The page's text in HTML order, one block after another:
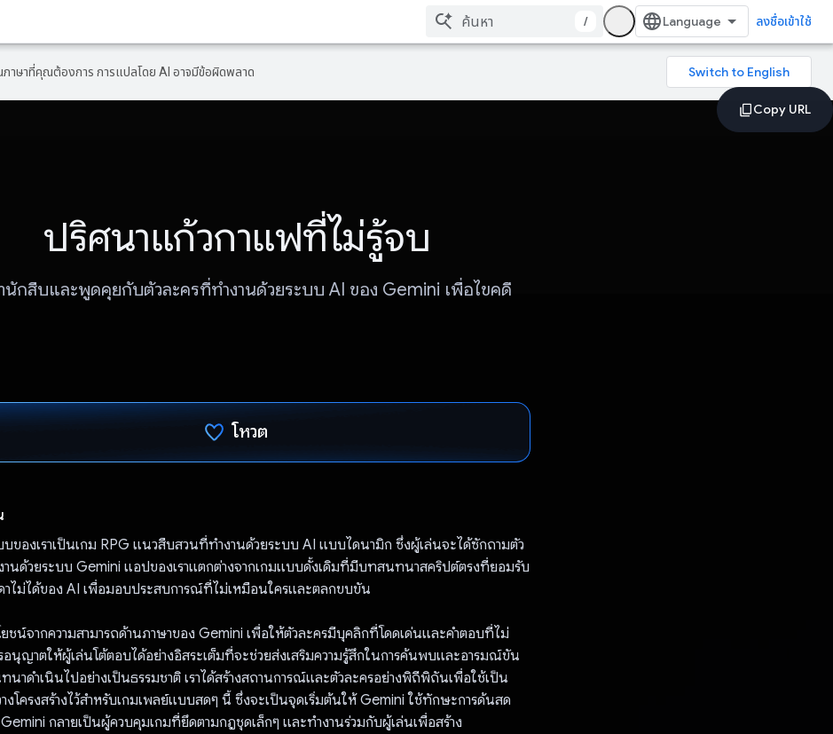
/ ลงชื่อเข้าใช้
ภาษาที่คุณต้องการ การแปลโดย AI อาจมีข้อผิดพลาด
ปริศนาแก้วกาแฟที่ไม่รู้จบ
กสืบและพูดคุยกับตัวละครที่ทำงานด้วยระบบ AI ของ Gemini เพื่อไขคดี
โหวต
ของเราเป็นเกม RPG แนวสืบสวนที่ทำงานด้วยระบบ AI แบบไดนามิก ซึ่งผู้เล่นจะได้ซักถามตัว
านด้วยระบบ Gemini แอปของเราแตกต่างจากเกมแบบดั้งเดิมที่มีบทสนทนาสคริปต์ตรงที่ยอมรับ
ดาไม่ได้ของ AI เพื่อมอบประสบการณ์ที่ไม่เหมือนใครและตลกขบขัน
ยชน์จากความสามารถด้านภาษาของ Gemini เพื่อให้ตัวละครมีบุคลิกที่โดดเด่นและคำตอบที่ไม่
อนุญาตให้ผู้เล่นโต้ตอบได้อย่างอิสระเต็มที่จะช่วยส่งเสริมความรู้สึกในการค้นพบและอารมณ์ขัน
นาดำเนินไปอย่างเป็นธรรมชาติ เราได้สร้างสถานการณ์และตัวละครอย่างพิถีพิถันเพื่อใช้เป็น
งโครงสร้างไว้สำหรับเกมเพลย์แบบสดๆ นี้ ซึ่งจะเป็นจุดเริ่มต้นให้ Gemini ใช้ทักษะการด้นสด
กลายเป็นผู้ควบคุมเกมที่ยึดตามกฎชุดเล็กๆ และทำงานร่วมกับผู้เล่นเพื่อสร้าง